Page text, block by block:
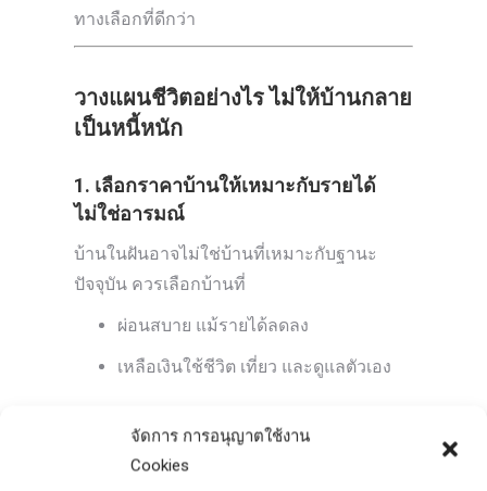
จัดการ การอนุญาตใช้งาน
Cookies
ทางเลือกที่ดีกว่า
วางแผนชีวิตอย่างไร ไม่ให้บ้านกลาย
เป็นหนี้หนัก
1. เลือกราคาบ้านให้เหมาะกับรายได้
ไม่ใช่อารมณ์
บ้านในฝันอาจไม่ใช่บ้านที่เหมาะกับฐานะ
ปัจจุบัน ควรเลือกบ้านที่
ผ่อนสบาย แม้รายได้ลดลง
เหลือเงินใช้ชีวิต เที่ยว และดูแลตัวเอง
2. อย่าผ่อนบ้านจนไม่มีเงินออม
การมีบ้านแต่ไม่มีเงินเก็บ คือความเสี่ยงระยะ